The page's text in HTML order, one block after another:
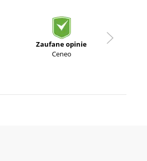
Zaufane opinie
Ceneo